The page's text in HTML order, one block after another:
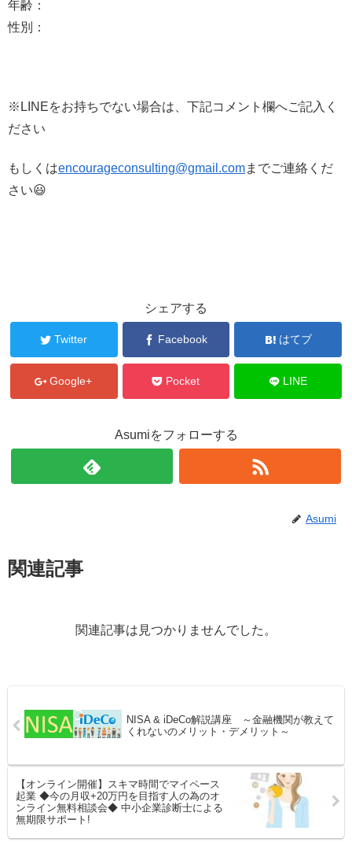
年齢：
性別：
※LINEをお持ちでない場合は、下記コメント欄へご記入く
ださい
もしくはencourageconsulting@gmail.comまでご連絡くだ
さい😃
シェアする
Twitter Facebook はてブ
Google+ Pocket LINE
Asumiをフォローする
Asumi
関連記事
関連記事は見つかりませんでした。
NISA & iDeCo解説講座 ～金融機関が教えて
くれないのメリット・デメリット～
【オンライン開催】スキマ時間でマイペース
起業 ◆今の月収+20万円を目指す人の為のオ
ンライン無料相談会◆ 中小企業診断士による
無期限サポート!